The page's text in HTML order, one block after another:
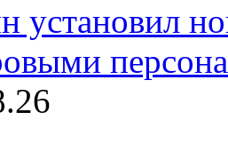
установил